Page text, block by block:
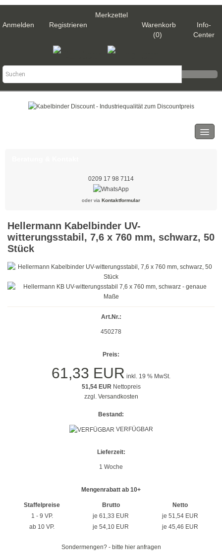
Anmelden Registrieren
Merkzettel
Warenkorb
(0)
Info-
Center
Gold
Rosa
Grau
0209 17 98 7114
oder via Kontaktformular
Hellermann Kabelbinder UV-
witterungsstabil, 7,6 x 760 mm, schwarz, 50
Stück
Art.Nr.:
450278
Preis:
61,33 EUR inkl. 19 % MwSt.
51,54 EURNettopreis
zzgl. Versandkosten
Bestand:
VERFÜGBAR
Lieferzeit:
1 Woche
Mengenrabatt ab 10+
Staffelpreise Brutto
Netto
1 - 9 VP.
je 61,33 EUR
je 51,54 EUR
ab 10 VP.
je 54,10 EUR je 45,46 EUR
Sondermengen? - bitte hier anfragen